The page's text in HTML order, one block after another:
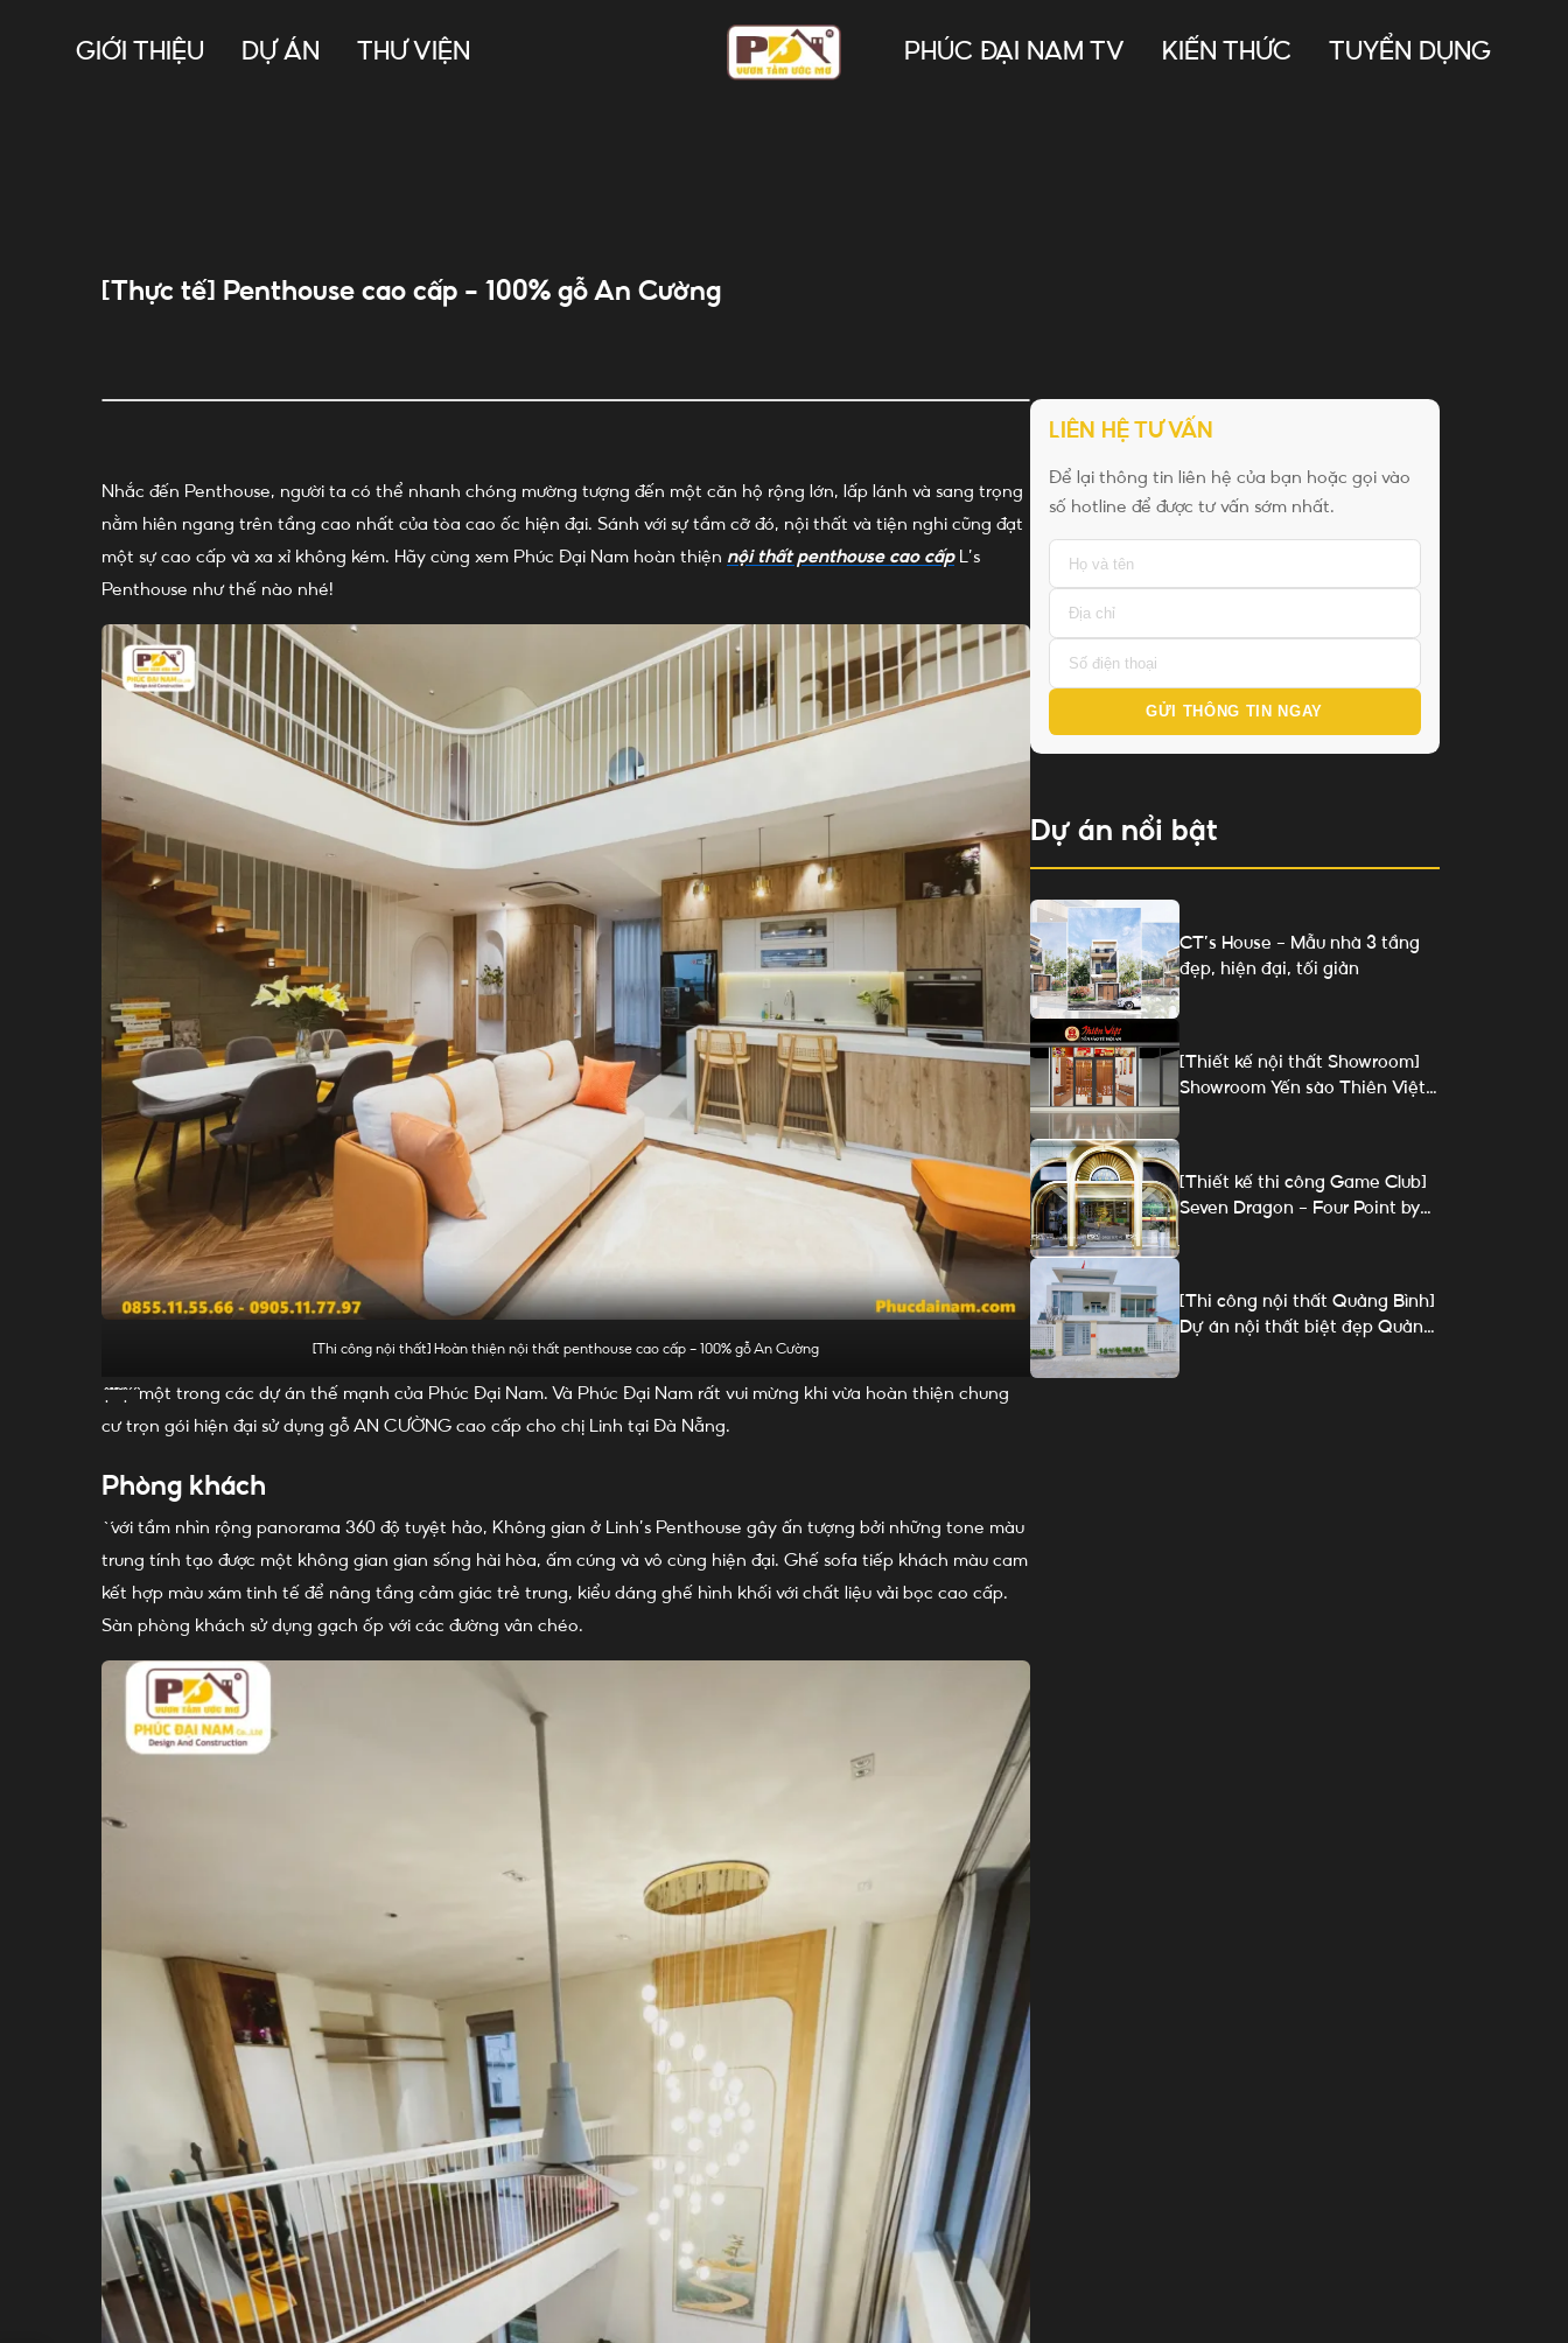
GIỚI THIỆU DỰ ÁN THƯ VIỆN PHÚC ĐẠI NAM TV KIẾN THỨC TUYỂN DỤNG
[Thực tế] Penthouse cao cấp – 100% gỗ An Cường
Nhắc đến Penthouse, người ta có thể nhanh chóng mường tượng đến một căn hộ rộng lớn, lấp lánh và sang trọng
nằm hiên ngang trên tầng cao nhất của tòa cao ốc hiện đại. Sánh với sự tầm cỡ đó, nội thất và tiện nghi cũng đạt
một sự cao cấp và xa xỉ không kém. Hãy cùng xem Phúc Đại Nam hoàn thiện nội thất penthouse cao cấpL’s
Penthouse như thế nào nhé!
[Thi công nội thất] Hoàn thiện nội thất penthouse cao cấp – 100% gỗ An Cường
̣̂ ̂́ ̂́ ̆ ̣̂ ́ ́ ̀ một trong các dự án thế mạnh của Phúc Đại Nam. Và Phúc Đại Nam rất vui mừng khi vừa hoàn thiện chung
cư trọn gói hiện đại sử dụng gỗ AN CƯỜNG cao cấp cho chị Linh tại Đà Nẵng.
Phòng khách
̀ ́ với tầm nhìn rộng panorama 360 độ tuyệt hảo, Không gian ở Linh’s Penthouse gây ấn tượng bởi những tone màu
trung tính tạo được một không gian gian sống hài hòa, ấm cúng và vô cùng hiện đại. Ghế sofa tiếp khách màu cam
kết hợp màu xám tinh tế để nâng tầng cảm giác trẻ trung, kiểu dáng ghế hình khối với chất liệu vải bọc cao cấp.
Sàn phòng khách sử dụng gạch ốp với các đường vân chéo.
LIÊN HỆ TƯ VẤN
Để lại thông tin liên hệ của bạn hoặc gọi vào
số hotline để được tư vấn sớm nhất.
GỬI THÔNG TIN NGAY
Dự án nổi bật
CT’s House – Mẫu nhà 3 tầng
đẹp, hiện đại, tối giản
[Thiết kế nội thất Showroom]
Showroom Yến sào Thiên Việt –
Phú Quốc
[Thiết kế thi công Game Club]
Seven Dragon – Four Point by
[Thi công nội thất Quảng Bình]
Dự án nội thất biệt đẹp Quảng